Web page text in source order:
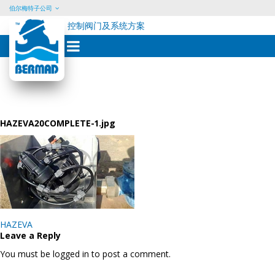
Skip
content
伯尔梅特子公司
控制阀门及系统方案
HAZEVA20COMPLETE-1.jpg
Post
navigation
HAZEVA
Leave a Reply
You must be logged in to post a comment.